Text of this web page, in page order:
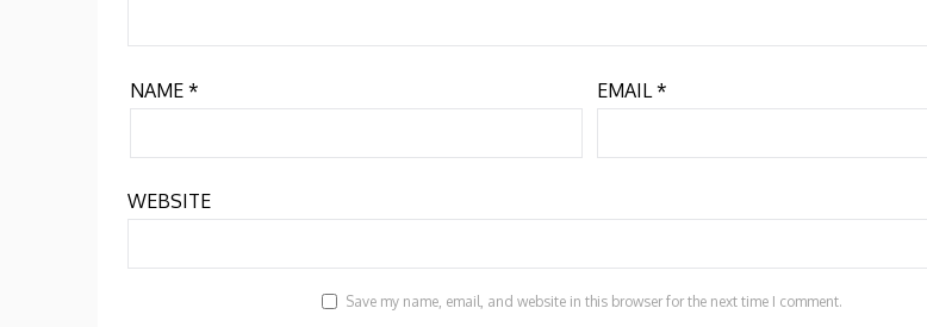
NAME * EMAIL*
WEBSITE
Save my name, email, and website in this browser for the next time I comment.